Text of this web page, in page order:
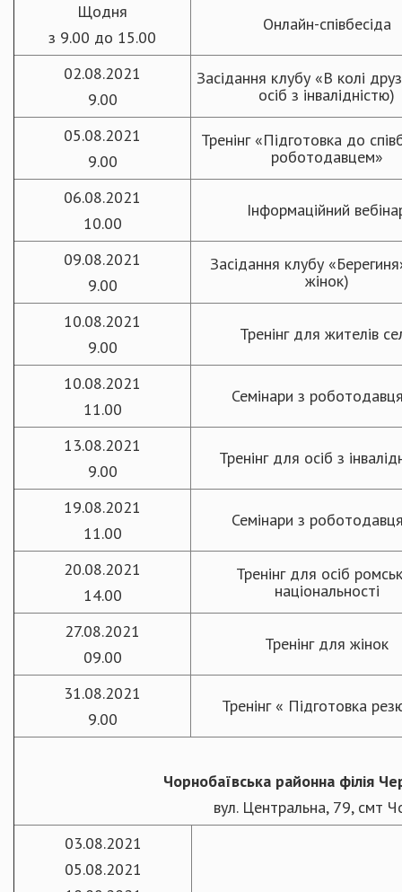
Щодня
з 9.00 до 15.00
Онлайн-співбесіда
02.08.2021
9.00
Засідання клубу «В колі
осіб з інвалідністю)
05.08.2021
9.00
Тренінг «Підготовка до
роботодавцем»
06.08.2021
10.00
Інформаційний
09.08.2021
9.00
Засідання клубу
жінок)
10.08.2021
9.00
Тренінг для жителів
10.08.2021
11.00
Семінари з
13.08.2021
9.00
Тренінг для осіб з
19.08.2021
11.00
Семінари з
20.08.2021
14.00
Тренінг для осіб
національності
27.08.2021
09.00
Тренінг для жінок
31.08.2021
9.00
Тренінг « Підготовка
Чорнобаївська районна філія
вул. Центральна, 79, смт
03.08.2021
05.08.2021